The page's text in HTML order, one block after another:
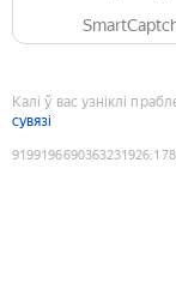
Калі ў вас узніклі
сувязі
9199196690363231926: